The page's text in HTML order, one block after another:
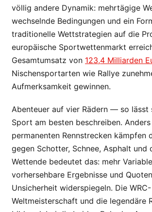
völlig andere Dynamik: mehrtägige
wechselnde Bedingungen und ein
traditionelle Wettstrategien auf die
europäische Sportwettenmarkt
Gesamtumsatz von 123,4 Milliarden
Nischensportarten wie Rallye
Aufmerksamkeit gewinnen.
Abenteuer auf vier Rädern — so lässt
Sport am besten beschreiben.
permanenten Rennstrecken kämpfen
gegen Schotter, Schnee, Asphalt und
Wettende bedeutet das: mehr
vorhersehbare Ergebnisse und
Unsicherheit widerspiegeln. Die WRC-
Weltmeisterschaft und die legendäre